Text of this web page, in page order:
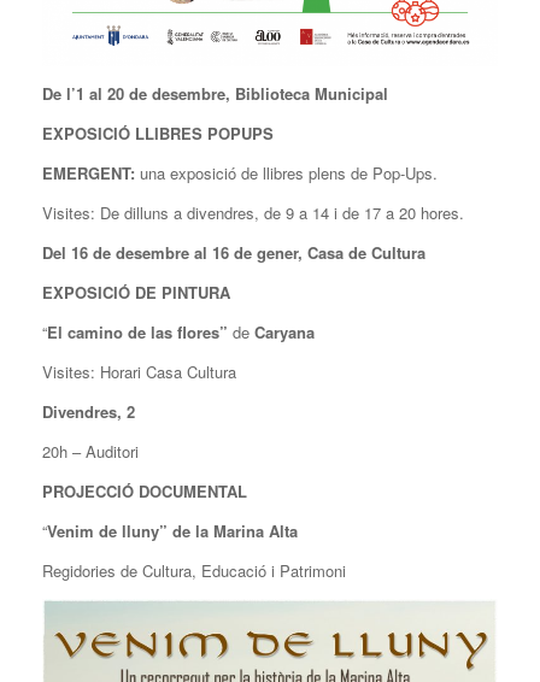
De l’1 al 20 de desembre, Biblioteca Municipal
EXPOSICIÓ LLIBRES POPUPS
EMERGENT: una exposició de llibres plens de Pop-Ups.
Visites: De dilluns a divendres, de 9 a 14 i de 17 a 20 hores.
Del 16 de desembre al 16 de gener, Casa de Cultura
EXPOSICIÓ DE PINTURA
“El camino de las flores” de Caryana
Visites: Horari Casa Cultura
Divendres, 2
20h – Auditori
PROJECCIÓ DOCUMENTAL
“Venim de lluny” de la Marina Alta
Regidories de Cultura, Educació i Patrimoni